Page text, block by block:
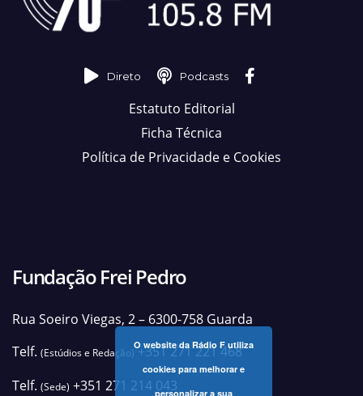
Direto Podcasts
Estatuto Editorial
Ficha Técnica
Política de Privacidade e Cookies
Fundação Frei Pedro
Rua Soeiro Viegas, 2 – 6300-758 Guarda
Telf. (Estúdios e Redação)+351 271 221 468
Telf. (Sede) +351 271 214 043
O website da Rádio F utiliza
cookies para melhorar e
personalizar a sua